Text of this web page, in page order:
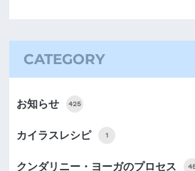
CATEGORY
お知らせ 425
カイラスレシピ 1
クンダリニー・ヨーガのプロセス